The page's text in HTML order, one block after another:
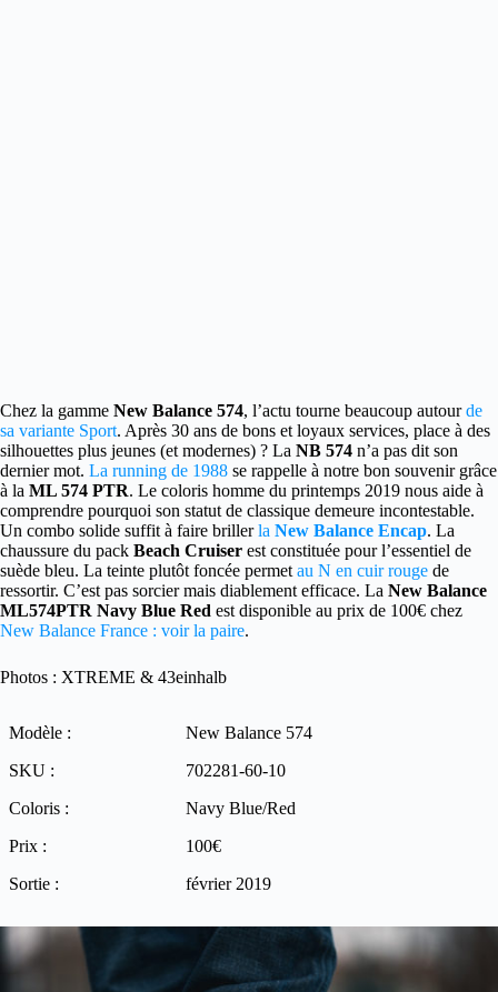
Chez la gamme New Balance 574, l’actu tourne beaucoup autourde
sa variante Sport. Après 30 ans de bons et loyaux services, place à des
silhouettes plus jeunes (et modernes) ? La NB 574 n’a pas dit son
dernier mot. La running de 1988 se rappelle à notre bon souvenir grâce
à la ML 574 PTR. Le coloris homme du printemps 2019 nous aide à
comprendre pourquoi son statut de classique demeure incontestable.
Un combo solide suffit à faire brillerla New Balance Encap. La
chaussure du pack Beach Cruiser est constituée pour l’essentiel de
suède bleu. La teinte plutôt foncée permet au N en cuir rouge de
ressortir. C’est pas sorcier mais diablement efficace. La New Balance
ML574PTR Navy Blue Red est disponible au prix de 100€ chez
New Balance France : voir la paire.
Photos : XTREME & 43einhalb
Modèle :
New Balance 574
SKU :
702281-60-10
Coloris :
Navy Blue/Red
Prix :
100€
Sortie :
février 2019